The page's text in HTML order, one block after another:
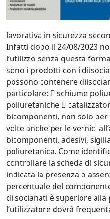
lavorativa in sicurezza
Infatti dopo il 24/08/2023
l’utilizzo senza questa
sono i prodotti con i
possono contenere
particolare:  schiume
poliuretaniche 
bicomponenti, non solo
volte anche per le vernici
bicomponenti, adesivi,
poliuretanica. Come
controllare la scheda di
indicata la presenza o
percentuale del
diisocianati è superiore alla
l’utilizzatore dovrà